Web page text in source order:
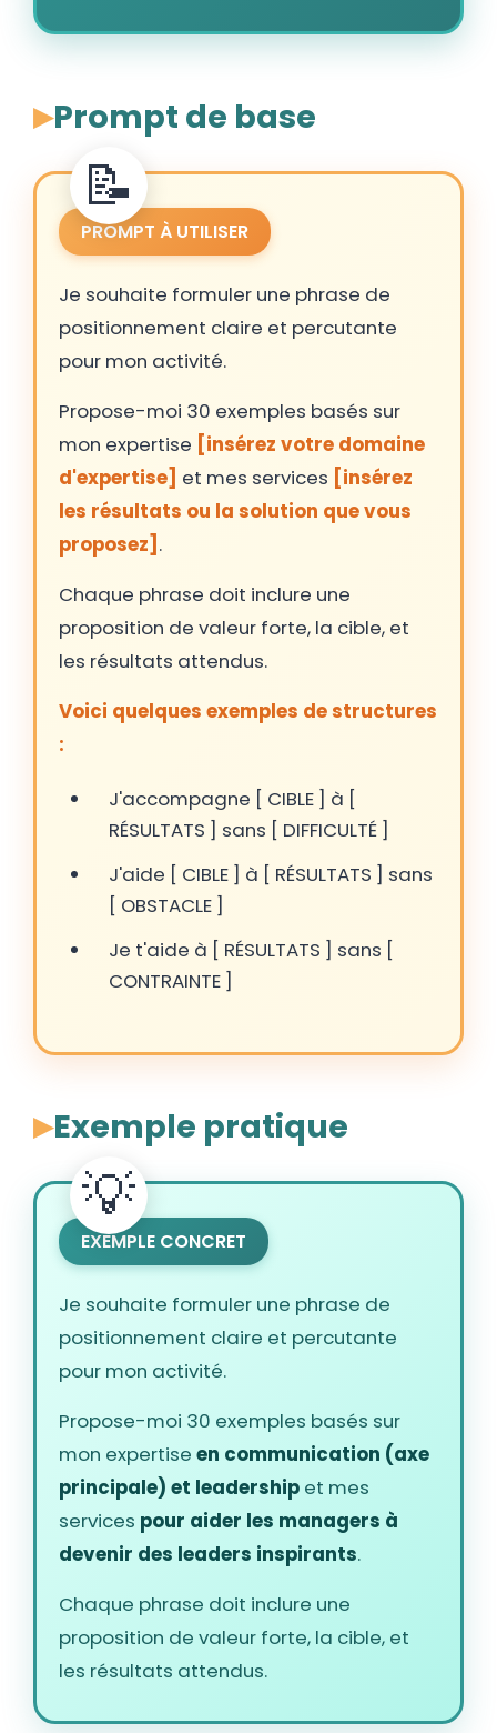
Prompt de base
PROMPT À UTILISER
Je souhaite formuler une phrase de
positionnement claire et percutante
pour mon activité.
Propose-moi 30 exemples basés sur
mon expertise [insérez votre domaine
d'expertise] et mes services [insérez
les résultats ou la solution que vous
proposez] .
Chaque phrase doit inclure une
proposition de valeur forte, la cible, et
les résultats attendus.
Voici quelques exemples de structures
:
J'accompagne [ CIBLE ] à [
RÉSULTATS ] sans [ DIFFICULTÉ ]
J'aide [ CIBLE ] à [ RÉSULTATS ] sans
[ OBSTACLE ]
Je t'aide à [ RÉSULTATS ] sans [
CONTRAINTE ]
Exemple pratique
EXEMPLE CONCRET
Je souhaite formuler une phrase de
positionnement claire et percutante
pour mon activité.
Propose-moi 30 exemples basés sur
mon expertise en communication (axe
principale) et leadership et mes
services pour aider les managers à
devenir des leaders inspirants.
Chaque phrase doit inclure une
proposition de valeur forte, la cible, et
les résultats attendus.